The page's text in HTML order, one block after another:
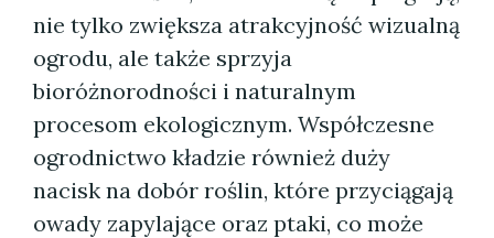
nie tylko zwiększa atrakcyjność wizualną
ogrodu, ale także sprzyja
bioróżnorodności i naturalnym
procesom ekologicznym. Współczesne
ogrodnictwo kładzie również duży
nacisk na dobór roślin, które przyciągają
owady zapylające oraz ptaki, co może